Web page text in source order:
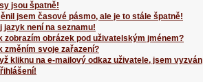
jsou špatně!
jsem časové pásmo, ale je to stále špatně!
jazyk není na seznamu!
zobrazím obrázek pod uživatelským jménem?
změním svoje zařazení?
kliknu na e-mailový odkaz uživatele, jsem vyzván